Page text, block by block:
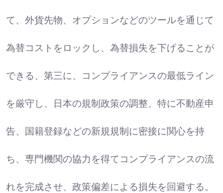
て、外貨先物、オプションなどのツールを通じて
為替コストをロックし、為替損失を下げることが
できる、第三に、コンプライアンスの最低ライン
を厳守し、日本の規制政策の調整、特に不動産申
告、国籍登録などの新規規制に密接に関心を持
ち、専門機関の協力を得てコンプライアンスの流
れを完成させ、政策偏差による損失を回避する。